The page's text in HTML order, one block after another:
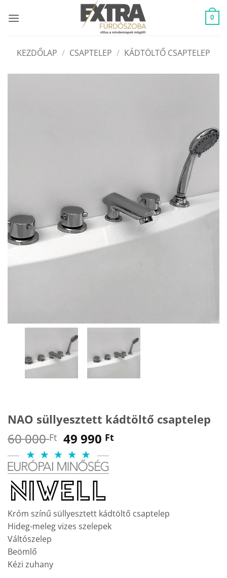
0
KEZDŐLAP / CSAPTELEP / KÁDTÖLTŐ CSAPTELEP
NAO süllyesztett kádtöltő csaptelep
60 000Ft Original
price
was:
60
000 Ft.
49 990 FtCurrent
Króm színű süllyesztett kádtöltő csaptelep
Hideg-meleg vizes szelepek
Váltószelep
Beömlő
Kézi zuhany